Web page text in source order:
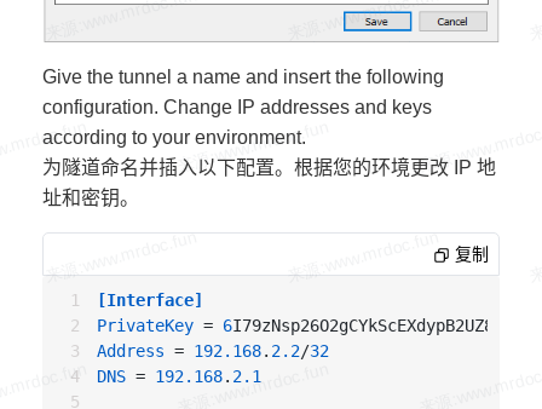
Give the tunnel a name and insert the following
configuration. Change IP addresses and keys
according to your environment.
为隧道命名并插入以下配置。根据您的环境更改 IP 地
址和密钥。
复制
[Interface]
PrivateKey = 6
Address = 192.168. 2.2/32
DNS = 192.168. 2.1